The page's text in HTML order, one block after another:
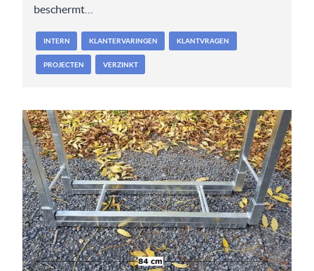
beschermt…
INTERN KLANTERVARINGEN KLANTVRAGEN
PROJECTEN VERZINKT